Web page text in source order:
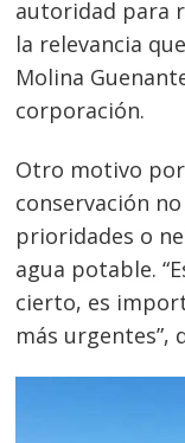
autoridad para
la relevancia
Molina
corporación.
Otro motivo
conservación
prioridades o
agua potable.
cierto, es
más urgentes”,